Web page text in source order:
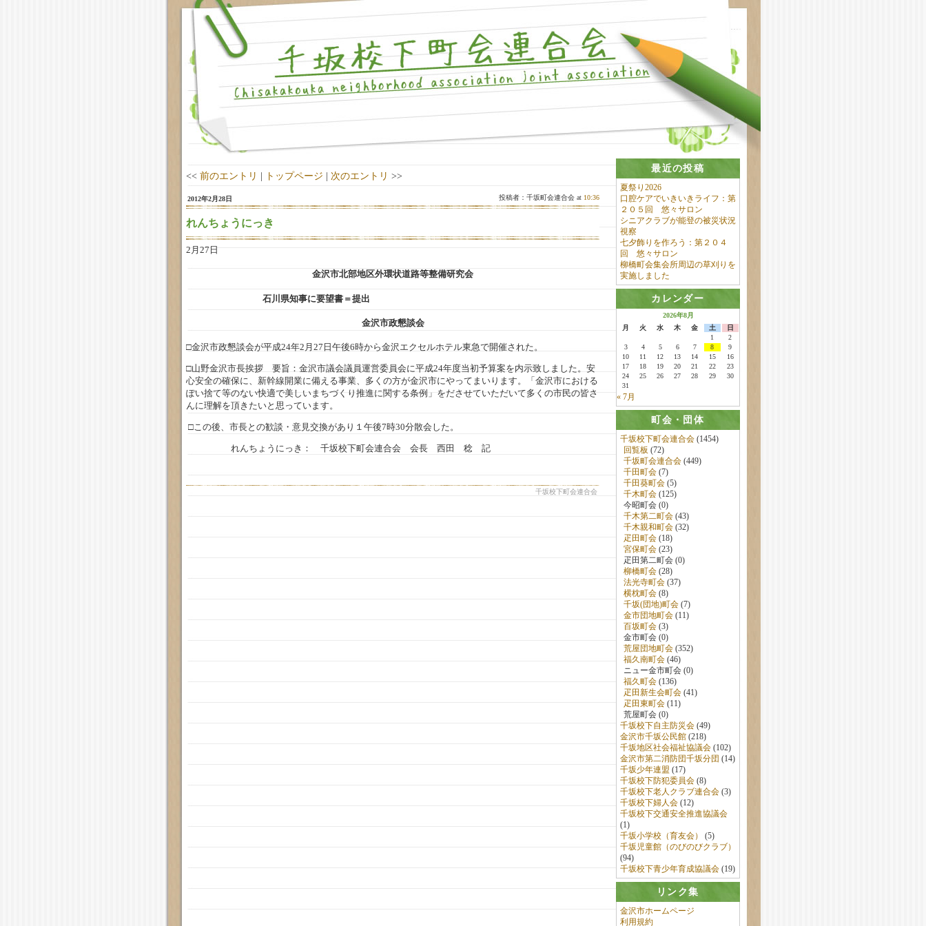
最近の投稿
夏祭り2026
口腔ケアでいきいきライフ：第
２０５回 悠々サロン
シニアクラブが能登の被災状況
視察
七夕飾りを作ろう：第２０４
回 悠々サロン
柳橋町会集会所周辺の草刈りを
実施しました
カレンダー
2026年8月
月
火 水 木 金 土
日
1
2
3
4 5 6 7 8
9
10
11 12 13 14 15
16
17
18 19 20 21 22
23
24
25 26 27 28 29
30
31
« 7月
町会・団体
千坂校下町会連合会(1454)
回覧板 (72)
千坂町会連合会(449)
千田町会(7)
千田葵町会(5)
千木町会(125)
今昭町会 (0)
千木第二町会(43)
千木親和町会(32)
疋田町会(18)
宮保町会(23)
疋田第二町会 (0)
柳橋町会(28)
法光寺町会(37)
横枕町会(8)
千坂(団地)町会(7)
金市団地町会(11)
百坂町会(3)
金市町会 (0)
荒屋団地町会(352)
福久南町会(46)
ニュー金市町会 (0)
福久町会(136)
疋田新生会町会(41)
疋田東町会(11)
荒屋町会 (0)
千坂校下自主防災会(49)
金沢市千坂公民館(218)
千坂地区社会福祉協議会(102)
金沢市第二消防団千坂分団 (14)
千坂少年連盟 (17)
千坂校下防犯委員会(8)
千坂校下老人クラブ連合会(3)
千坂校下婦人会(12)
千坂校下交通安全推進協議会
(1)
千坂小学校（育友会）
(5)
千坂児童館（のびのびクラブ）
(94)
千坂校下青少年育成協議会(19)
リンク集
金沢市ホームページ
利用規約
<<前のエントリ | トップページ | 次のエントリ >>
2012年2月28日 投稿者：千坂町会連合会 at 10:36
れんちょうにっき
2月27日
金沢市北部地区外環状道路等整備研究会
石川県知事に要望書＝提出
金沢市政懇談会
□金沢市政懇談会が平成24年2月27日午後6時から金沢エクセルホテル東急で開催された。
□山野金沢市長挨拶 要旨：金沢市議会議員運営委員会に平成24年度当初予算案を内示致しました。安
心安全の確保に、新幹線開業に備える事業、多くの方が金沢市にやってまいります。「金沢市における
ぽい捨て等のない快適で美しいまちづくり推進に関する条例」をださせていただいて多くの市民の皆さ
んに理解を頂きたいと思っています。
□この後、市長との歓談・意見交換があり１午後7時30分散会した。
れんちょうにっき： 千坂校下町会連合会 会長 西田 稔 記
千坂校下町会連合会